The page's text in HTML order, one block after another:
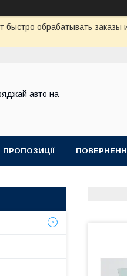
быстро обрабатывать
авто на
ПРОПОЗИЦІЇ